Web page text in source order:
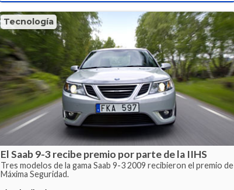
Tecnología
El Saab 9-3 recibe premio por parte de la IIHS
Tres modelos de la gama Saab 9-3 2009 recibieron el premio de
Máxima Seguridad.